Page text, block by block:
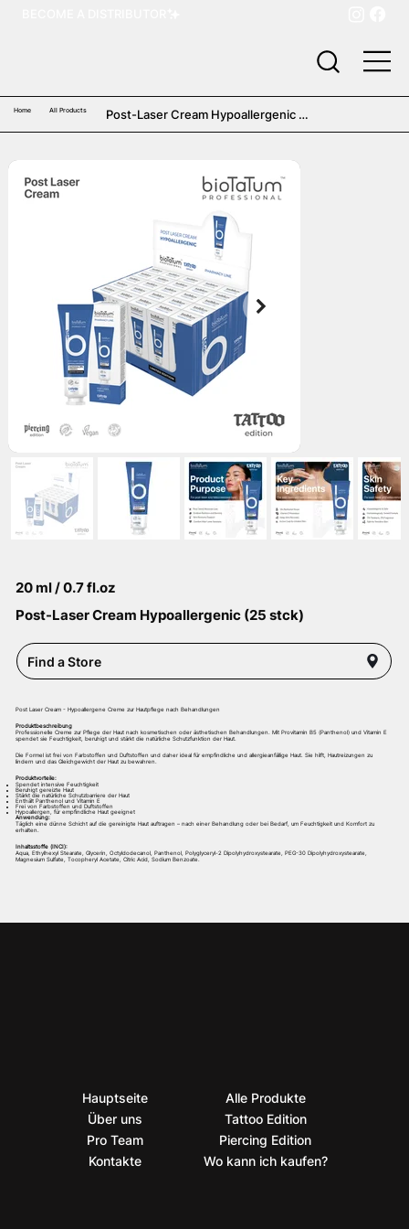
20 ml / 0.7 fl.oz
Post-Laser Cream Hypoallergenic (25 stck)
Find a Store
Post Laser Cream - Hypoallergene Creme zur Hautpflege nach Behandlungen
Produktbeschreibung
Professionelle Creme zur Pflege der Haut nach kosmetischen oder ästhetischen Behandlungen. Mit Provitamin B5 (Panthenol) und Vitamin E
spendet sie Feuchtigkeit, beruhigt und stärkt die natürliche Schutzfunktion der Haut.
Die Formel ist frei von Farbstoffen und Duftstoffen und daher ideal für empfindliche und allergieanfällige Haut. Sie hilft, Hautreizungen zu
lindern und das Gleichgewicht der Haut zu bewahren.
Produktvorteile:
Spendet intensive Feuchtigkeit
Beruhigt gereizte Haut
Stärkt die natürliche Schutzbarriere der Haut
Enthält Panthenol und Vitamin E
Frei von Farbstoffen und Duftstoffen
Hypoallergen, für empfindliche Haut geeignet
Anwendung:
Täglich eine dünne Schicht auf die gereinigte Haut auftragen – nach einer Behandlung oder bei Bedarf, um Feuchtigkeit und Komfort zu
erhalten.
Inhaltsstoffe (INCI):
Aqua, Ethylhexyl Stearate, Glycerin, Octyldodecanol, Panthenol, Polyglyceryl-2 Dipolyhydroxystearate, PEG-30 Dipolyhydroxystearate,
Magnesium Sulfate, Tocopheryl Acetate, Citric Acid, Sodium Benzoate.
Home All Products
Post-Laser Cream Hypoallergenic
(25 stck)
Hauptseite
Über uns
Pro Team
Kontakte
Alle Produkte
Tattoo Edition
Piercing Edition
Wo kann ich kaufen?